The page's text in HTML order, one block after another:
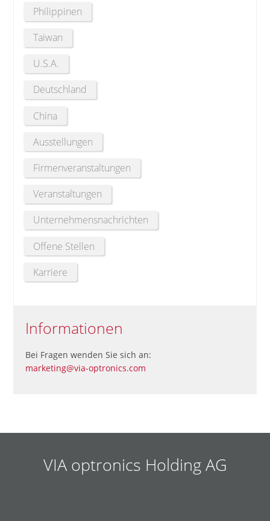
Philippinen
Taiwan
U.S.A.
Deutschland
China
Ausstellungen
Firmenveranstaltungen
Veranstaltungen
Unternehmensnachrichten
Offene Stellen
Karriere
Informationen
Bei Fragen wenden Sie sich an:
marketing@via-optronics.com
VIA optronics Holding AG